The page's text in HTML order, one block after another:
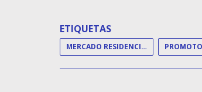
ETIQUETAS
MERCADO RESIDENCIAL